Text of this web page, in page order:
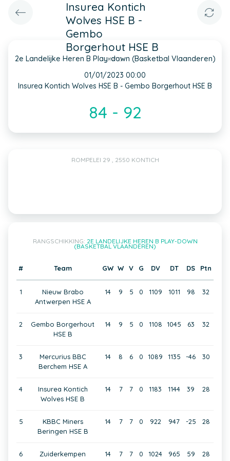
Insurea Kontich
Wolves HSE B -
Gembo
Borgerhout HSE B
2e Landelijke Heren B Play-down (Basketbal Vlaanderen)
INFO
01/01/2023 00:00
Insurea Kontich Wolves HSE B - Gembo Borgerhout HSE B
84 - 92
ROMPELEI 29 , 2550 KONTICH
RANGSCHIKKING: 2E LANDELIJKE HEREN B PLAY-DOWN
(BASKETBAL VLAANDEREN)
# Team GW W V G DV DT DS Ptn
1
Nieuw Brabo
Antwerpen HSE A
14 9 5 0 1109 1011 98 32
2
Gembo Borgerhout
HSE B
14 9 5 0 1108 1045 63 32
3
Mercurius BBC
Berchem HSE A
14 8 6 0 1089 1135 -46 30
4
Insurea Kontich
Wolves HSE B
14 7 7 0 1183 1144 39 28
5
KBBC Miners
Beringen HSE B
14 7 7 0 922 947 -25 28
6
Zuiderkempen
14 7 7 0 1024 965 59 28